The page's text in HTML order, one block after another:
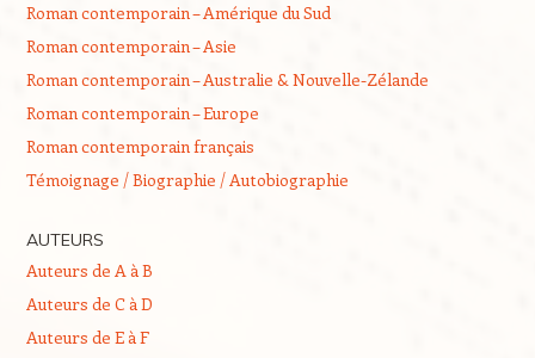
Roman contemporain – Amérique du Sud
Roman contemporain – Asie
Roman contemporain – Australie & Nouvelle-Zélande
Roman contemporain – Europe
Roman contemporain français
Témoignage / Biographie / Autobiographie
AUTEURS
Auteurs de A à B
Auteurs de C à D
Auteurs de E à F